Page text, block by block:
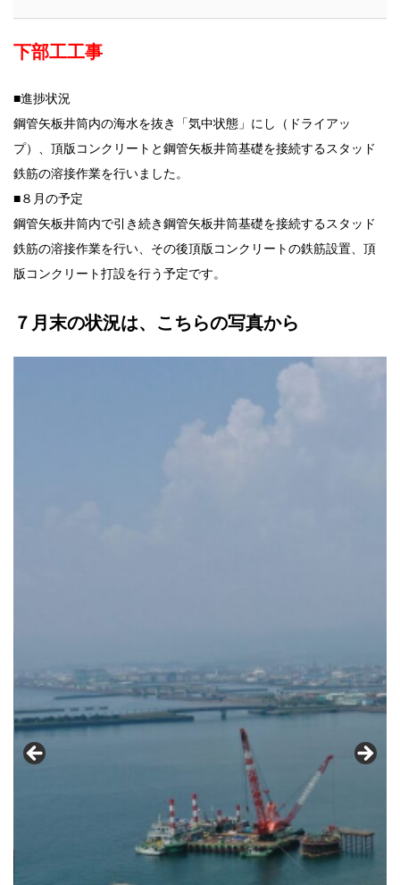
下部工工事
■進捗状況
鋼管矢板井筒内の海水を抜き「気中状態」にし（ドライアッ
プ）、頂版コンクリートと鋼管矢板井筒基礎を接続するスタッド
鉄筋の溶接作業を行いました。
■８月の予定
鋼管矢板井筒内で引き続き鋼管矢板井筒基礎を接続するスタッド
鉄筋の溶接作業を行い、その後頂版コンクリートの鉄筋設置、頂
版コンクリート打設を行う予定です。
７月末の状況は、こちらの写真から